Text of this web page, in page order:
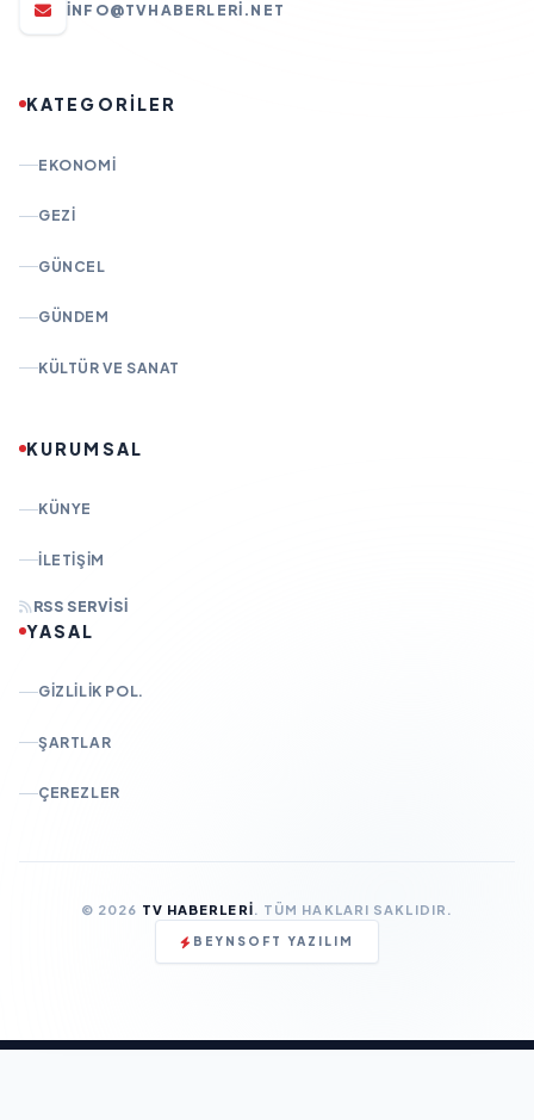
INFO@TVHABERLERI.NET
KATEGORİLER
EKONOMI
GEZI
GÜNCEL
GÜNDEM
KÜLTÜR VE SANAT
KURUMSAL
KÜNYE
İLETIŞIM
RSS SERVISI
YASAL
GIZLILIK POL.
ŞARTLAR
ÇEREZLER
© 2026 TV HABERLERI. TÜM HAKLARI SAKLIDIR.
BEYNSOFT YAZILIM